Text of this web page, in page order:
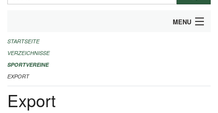
MENU
ALLGEMEINE INFORMATIONEN
FINANZIELLE UNTERSTÜTZUNG BENÖTIGT?
KONTAKT
STARTSEITE
VERZEICHNISSE
SPORTVEREINE
EXPORT
Export